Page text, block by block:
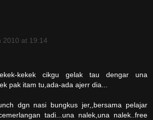
2010 at 19:14
kekek cikgu gelak tau dengar una
pak itam tu,ada-ada ajerr dia...
dgn nasi bungkus jer,,bersama pelajar
tadi...una nalek,una nalek..free